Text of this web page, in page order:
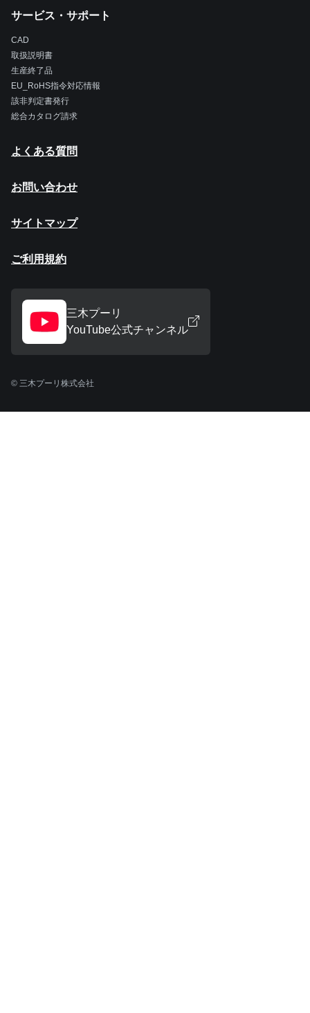
サービス・サポート
CAD
取扱説明書
生産終了品
EU_RoHS指令対応情報
該非判定書発行
総合カタログ請求
よくある質問
お問い合わせ
サイトマップ
ご利用規約
三木プーリ
YouTube公式チャンネル
© 三木プーリ株式会社